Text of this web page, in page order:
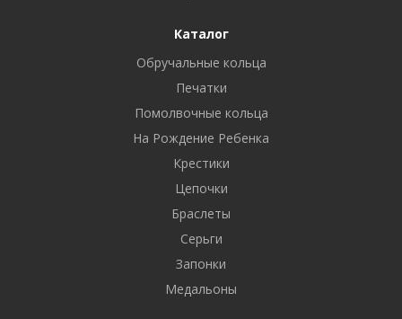
Каталог
Обручальные кольца
Печатки
Помолвочные кольца
На Рождение Ребенка
Крестики
Цепочки
Браслеты
Серьги
Запонки
Медальоны